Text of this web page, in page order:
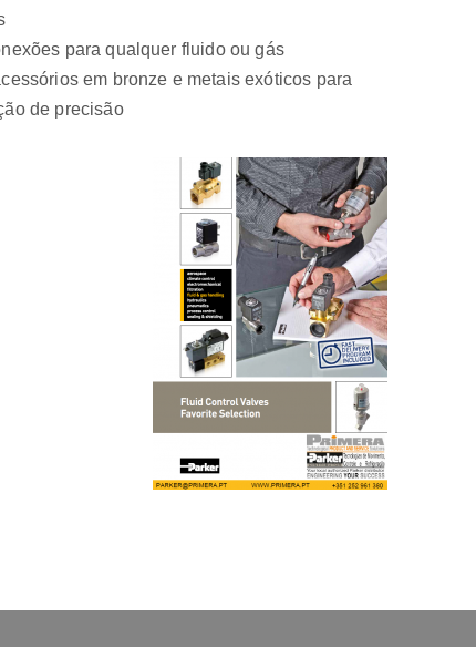
para qualquer fluido ou gás
em bronze e metais exóticos para
de precisão